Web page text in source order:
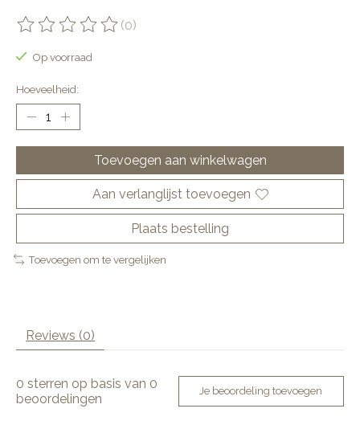
De beoordeling van dit product is
(0)
Op voorraad
Hoeveelheid:
Toevoegen aan winkelwagen
Aan verlanglijst toevoegen
Plaats bestelling
Toevoegen om te vergelijken
Reviews (0)
0 sterren op basis van 0
beoordelingen
Je beoordeling toevoegen